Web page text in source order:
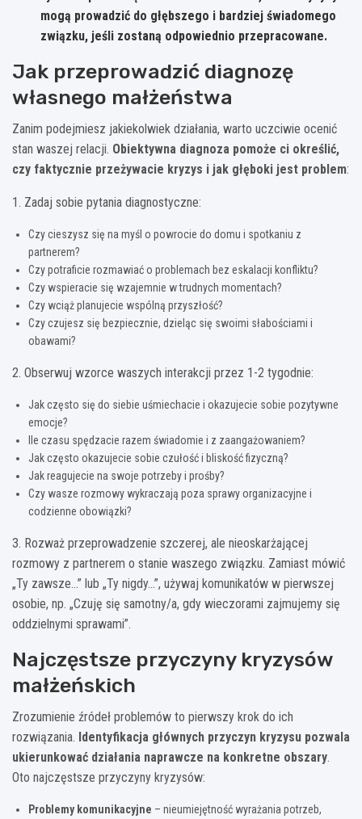
mogą prowadzić do głębszego i bardziej świadomego
związku, jeśli zostaną odpowiednio przepracowane.
Jak przeprowadzić diagnozę
własnego małżeństwa
Zanim podejmiesz jakiekolwiek działania, warto uczciwie ocenić
stan waszej relacji. Obiektywna diagnoza pomoże ci określić,
czy faktycznie przeżywacie kryzys i jak głęboki jest problem:
1. Zadaj sobie pytania diagnostyczne:
Czy cieszysz się na myśl o powrocie do domu i spotkaniu z
partnerem?
Czy potraficie rozmawiać o problemach bez eskalacji konfliktu?
Czy wspieracie się wzajemnie w trudnych momentach?
Czy wciąż planujecie wspólną przyszłość?
Czy czujesz się bezpiecznie, dzieląc się swoimi słabościami i
obawami?
2. Obserwuj wzorce waszych interakcji przez 1-2 tygodnie:
Jak często się do siebie uśmiechacie i okazujecie sobie pozytywne
emocje?
Ile czasu spędzacie razem świadomie i z zaangażowaniem?
Jak często okazujecie sobie czułość i bliskość fizyczną?
Jak reagujecie na swoje potrzeby i prośby?
Czy wasze rozmowy wykraczają poza sprawy organizacyjne i
codzienne obowiązki?
3. Rozważ przeprowadzenie szczerej, ale nieoskarżającej
rozmowy z partnerem o stanie waszego związku. Zamiast mówić
„Ty zawsze…” lub „Ty nigdy…”, używaj komunikatów w pierwszej
osobie, np. „Czuję się samotny/a, gdy wieczorami zajmujemy się
oddzielnymi sprawami”.
Najczęstsze przyczyny kryzysów
małżeńskich
Zrozumienie źródeł problemów to pierwszy krok do ich
rozwiązania. Identyfikacja głównych przyczyn kryzysu pozwala
ukierunkować działania naprawcze na konkretne obszary.
Oto najczęstsze przyczyny kryzysów:
Problemy komunikacyjne – nieumiejętność wyrażania potrzeb,